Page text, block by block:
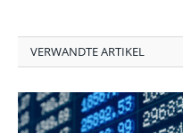
VERWANDTE ARTIKEL